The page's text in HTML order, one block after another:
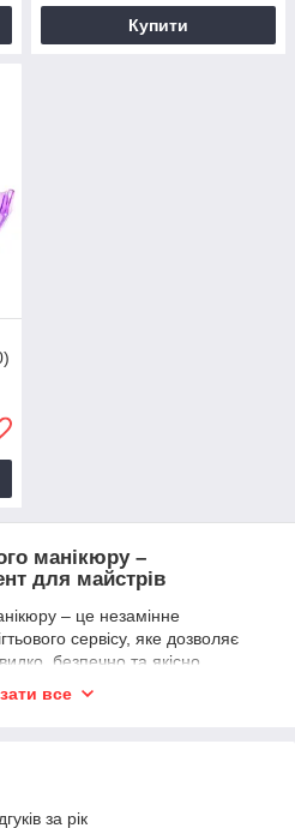
Купити
манікюру –
для майстрів
– це незамінне
сервісу, яке дозволяє
безпечно та якісно.
фрезера, процедура
все
за рік